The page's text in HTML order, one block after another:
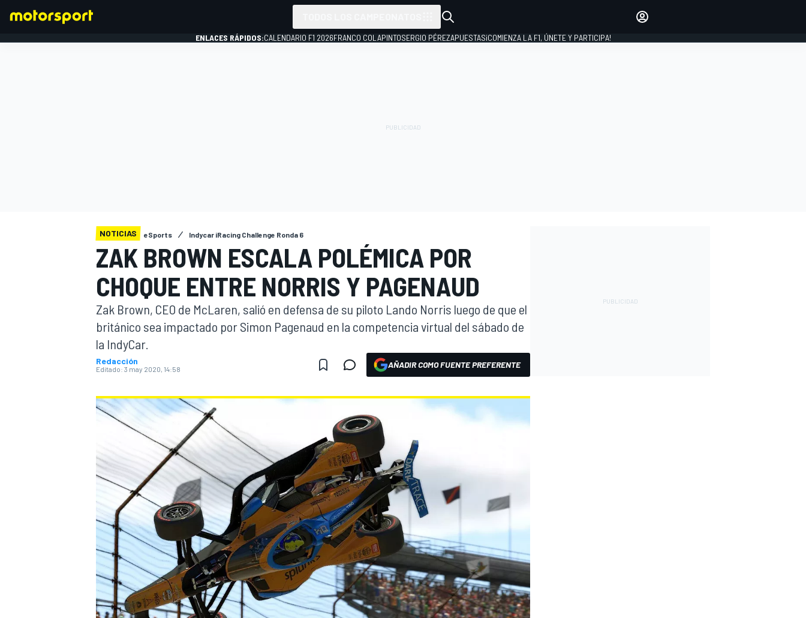
INDYCAR
MOTOGP
INICIAR SESIÓN
ENLACES RÁPIDOS:CALENDARIO F1 2026FRANCO COLAPINTOSERGIO PÉREZAPUESTAS¡COMIENZA LA F1, ÚNETE Y PARTICIPA!
NOTICIAS eSports Indycar iRacing Challenge Ronda 6
ZAK BROWN ESCALA POLÉMICA POR
CHOQUE ENTRE NORRIS Y PAGENAUD
Zak Brown, CEO de McLaren, salió en defensa de su piloto Lando Norris luego de que el
británico sea impactado por Simon Pagenaud en la competencia virtual del sábado de
la IndyCar.
Redacción
Editado: 3 may 2020, 14:58 AÑADIR COMO FUENTE PREFERENTE